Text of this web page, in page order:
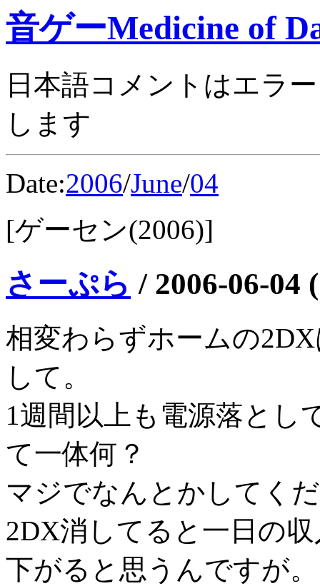
音ゲーMedicine of
日本語コメントはエラ
します
Date:2006/June/04
[ゲーセン(2006)]
さーぷら / 2006-06-04
相変わらずホームの
して。
1週間以上も電源落とし
て一体何？
マジでなんとかしてく
2DX消してると一日の
下がると思うんですが。